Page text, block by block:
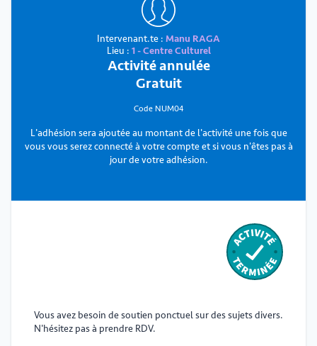
Intervenant.te : Manu RAGA
Lieu : 1 - Centre Culturel
Activité annulée
Gratuit
Code NUM04
L'adhésion sera ajoutée au montant de l'activité une fois que
vous vous serez connecté à votre compte et si vous n'êtes pas à
jour de votre adhésion.
Vous avez besoin de soutien ponctuel sur des sujets divers.
N'hésitez pas à prendre RDV.